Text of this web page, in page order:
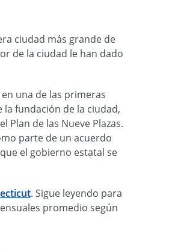
ciudad más grande de
de la ciudad le han dado
una de las primeras
la fundación de la ciudad,
de las Nueve Plazas.
parte de un acuerdo
el gobierno estatal se
. Sigue leyendo para
promedio según